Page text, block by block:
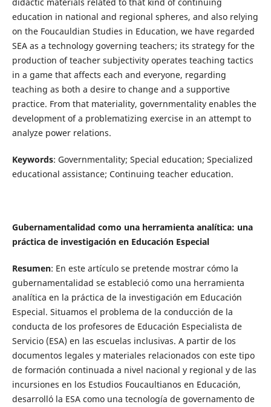
education in national and regional spheres, and also relying
on the Foucauldian Studies in Education, we have regarded
SEA as a technology governing teachers; its strategy for the
production of teacher subjectivity operates teaching tactics
in a game that affects each and everyone, regarding
teaching as both a desire to change and a supportive
practice. From that materiality, governmentality enables the
development of a problematizing exercise in an attempt to
analyze power relations.
Keywords: Governmentality; Special education; Specialized
educational assistance; Continuing teacher education.
Gubernamentalidad como una herramienta analítica: una
práctica de investigación en Educación Especial
Resumen: En este artículo se pretende mostrar cómo la
gubernamentalidad se estableció como una herramienta
analítica en la práctica de la investigación em Educación
Especial. Situamos el problema de la conducción de la
conducta de los profesores de Educación Especialista de
Servicio (ESA) en las escuelas inclusivas. A partir de los
documentos legales y materiales relacionados con este tipo
de formación continuada a nivel nacional y regional y de las
incursiones en los Estudios Foucaultianos en Educación,
desarrolló la ESA como una tecnología de governamento de